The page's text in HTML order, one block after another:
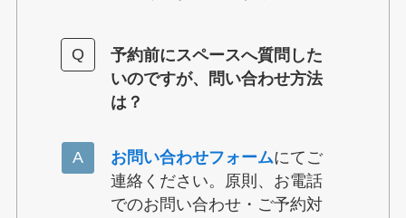
予約前にスペースへ質問した
いのですが、問い合わせ方法
は？
お問い合わせフォームにてご
連絡ください。原則、お電話
でのお問い合わせ・ご予約対